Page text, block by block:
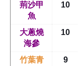
荊沙甲
魚
10
大蔥燒
海參
10
竹葉青
9